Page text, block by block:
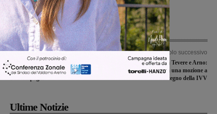
Articolo precedente
In uscita “Petali di rosa”: il primo
romanzo del valdarnese Tommaso
Articolo successivo
Patto Civico Intra Tevere e Arno:
presentata in Provincia una mozione a
sostegno della IVV
Ultime Notizie